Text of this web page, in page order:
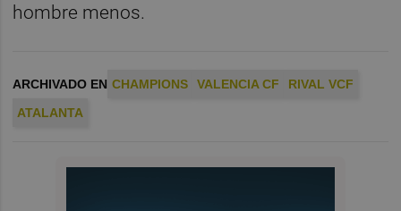
hombre menos.
ARCHIVADO EN CHAMPIONS VALENCIA CF
RIVAL VCF
ATALANTA